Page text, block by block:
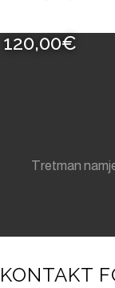
120,00€
Tretman
KONTAKT